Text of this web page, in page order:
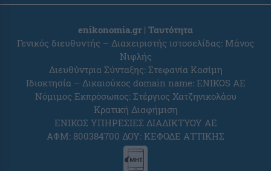
enikonomia.gr | Ταυτότητα
Γενικός διευθυντής – Διαχειριστής ιστοσελίδας: Μάνος
Νιφλής
Διευθύντρια Σύνταξης: Στεφανία Κασίμη
Ιδιοκτησία – Δικαιούχος domain name: ENIKOS AE
Νόμιμος Εκπρόσωπος: Στέργιος Χατζηνικολάου
Κρατική Διαφήμιση
ΕΝΙΚΟΣ ΥΠΗΡΕΣΙΕΣ ΔΙΑΔΙΚΤΥΟΥ ΑΕ
ΑΦΜ: 800384700 ΔΟΥ: ΚΕΦΟΔΕ ΑΤΤΙΚΗΣ